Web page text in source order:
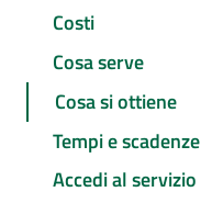
Costi
Cosa serve
Cosa si ottiene
Tempi e scadenze
Accedi al servizio